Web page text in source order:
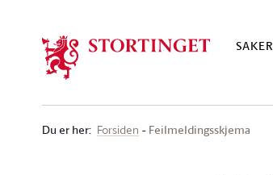
SAKER
Du er her: Forsiden Feilmeldingsskjema